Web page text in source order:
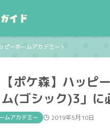
ピーホームアカデミー
【ポケ森】ハッピ
ム(ゴシック)3」に
ムアカデミー 2019年5月10日